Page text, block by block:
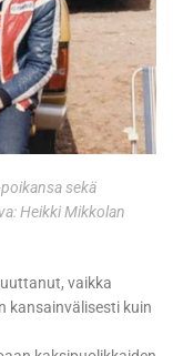
sekä
Heikki Mikkolan
vaikka
kansainvälisesti kuin